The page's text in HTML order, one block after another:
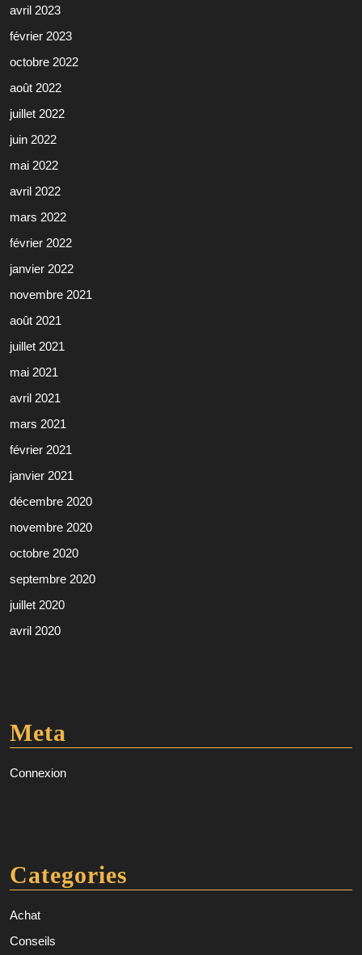
avril 2023
février 2023
octobre 2022
août 2022
juillet 2022
juin 2022
mai 2022
avril 2022
mars 2022
février 2022
janvier 2022
novembre 2021
août 2021
juillet 2021
mai 2021
avril 2021
mars 2021
février 2021
janvier 2021
décembre 2020
novembre 2020
octobre 2020
septembre 2020
juillet 2020
avril 2020
Meta
Connexion
Categories
Achat
Conseils